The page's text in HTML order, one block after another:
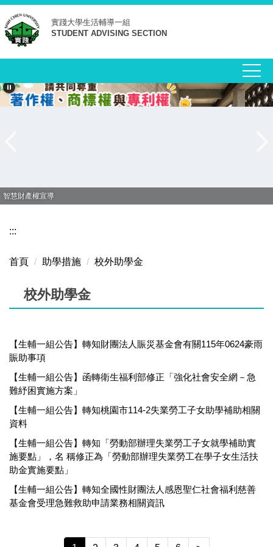
跳
到
主
要
容
區
實踐大學生活輔導一組
STUDENT ADVISING SECTION
智慧財產權宣導
:::
首頁 助學措施 校外助學金
校外助學金
【生輔一組公告】轉知財團法人賑災基金會有關115年0624豪雨
賑助事項
【生輔一組公告】函轉衛生福利部修正「強化社會安全網－急
難紓困實施方案」
【生輔一組公告】轉知桃園市114-2失業勞工子女助學補助相關
資料
【生輔一組公告】轉知「勞動部辦理失業勞工子女就學補助實
施要點」，名 稱修正為「勞動部辦理失業勞工在學子女生活扶
助金實施要點」
【生輔一組公告】轉知全國性財團法人感恩聖仁社會福利慈善
基金會受理急難救助申請業務相關資訊